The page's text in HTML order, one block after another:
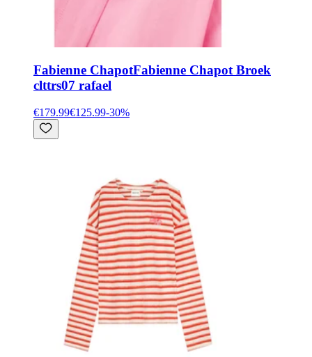
Fabienne ChapotFabienne Chapot Broek
clttrs07 rafael
€179.99€125.99-30%